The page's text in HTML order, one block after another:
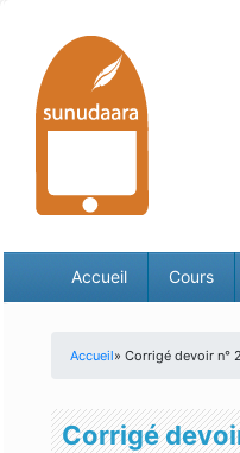
Accueil Cours
Accueil» Corrigé devoir n°
Corrigé